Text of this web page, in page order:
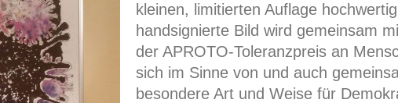
kleinen, limitierten Auflage
handsignierte Bild wird gemeinsam
der APROTO-Toleranzpreis an
sich im Sinne von und auch
besondere Art und Weise für